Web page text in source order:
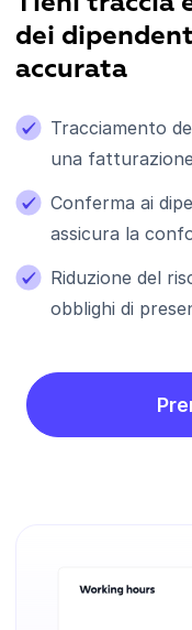
dei
accurata
Tracciamento
una
Conferma ai
assicura la
Riduzione del
obblighi di